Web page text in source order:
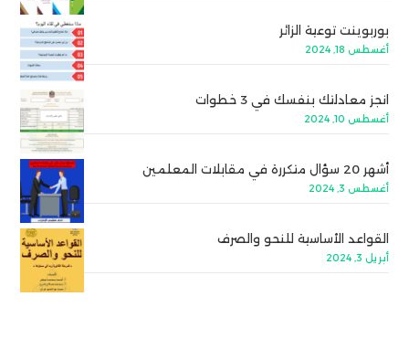
بوربوينت توعية الزائر
أغسطس 18, 2024
انجز معادلتك بنفسك في 3 خطوات
أغسطس 10, 2024
أشهر 20 سؤال متكررة في مقابلات المعلمين
أغسطس 3, 2024
القواعد الأساسية للنحو والصرف
أبريل 3, 2024